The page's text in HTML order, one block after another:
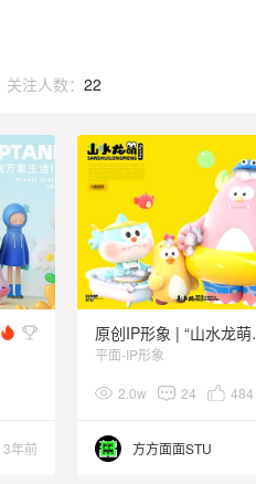
关注人数： 22
3年前
原创
平面-IP形象
2.0w 24 484
方方面面STU